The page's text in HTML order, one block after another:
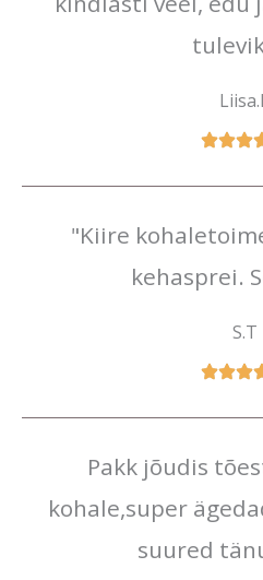
"Kiire
kehasprei.
S.T
Pakk jõudis
kohale,super
suured